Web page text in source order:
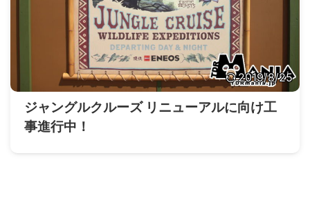
2019/8/25
ジャングルクルーズ リニューアルに向け工
事進行中！